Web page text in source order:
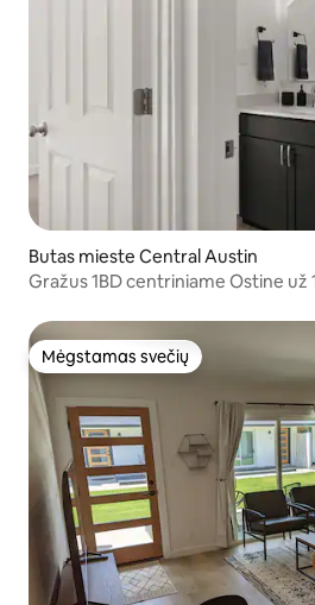
Butas mieste Central Austin
Gražus 1BD centriniame Ostine už
Mėgstamas svečių
Mėgstamas svečių